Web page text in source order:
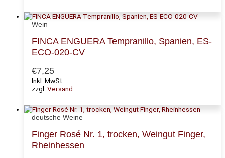
Wein
FINCA ENGUERA Tempranillo, Spanien, ES-
ECO-020-CV
€7,25
Inkl. MwSt.
zzgl. Versand
deutsche Weine
Finger Rosé Nr. 1, trocken, Weingut Finger,
Rheinhessen